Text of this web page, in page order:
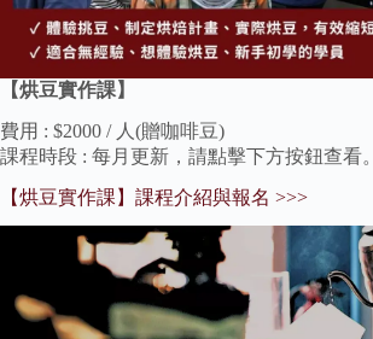
【烘豆實作課】
費用 : $2000 / 人(贈咖啡豆)
課程時段 : 每月更新，請點擊下方按鈕查看。
【烘豆實作課】課程介紹與報名 >>>